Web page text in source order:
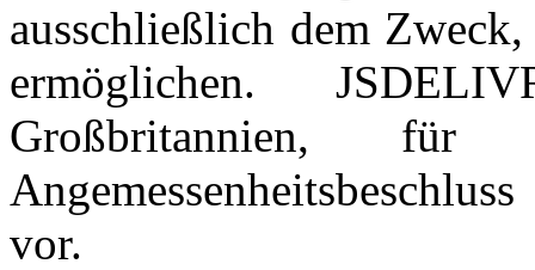
ausschließlich dem
ermöglichen.
Großbritannien,
vor.